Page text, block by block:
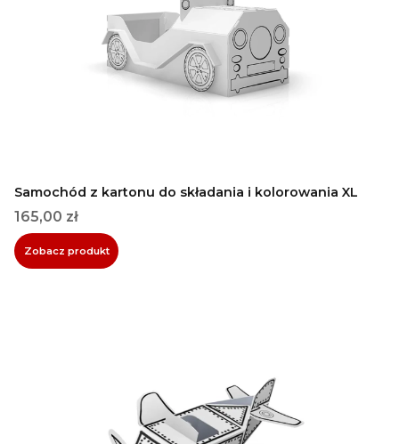
Samochód z kartonu do składania i kolorowania XL
Cena
165,00 zł
Zobacz produkt